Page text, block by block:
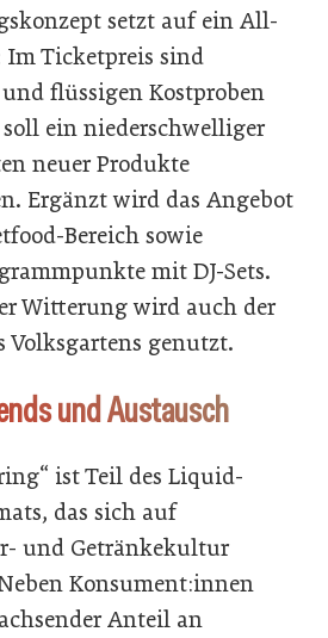
setzt auf ein All-
Ticketpreis sind
flüssigen Kostproben
ein niederschwelliger
neuer Produkte
Ergänzt wird das Angebot
Bereich sowie
mit DJ-Sets.
Witterung wird auch der
Volksgartens genutzt.
und Austausch
ist Teil des Liquid-
das sich auf
und Getränkekultur
Konsument:innen
Anteil an